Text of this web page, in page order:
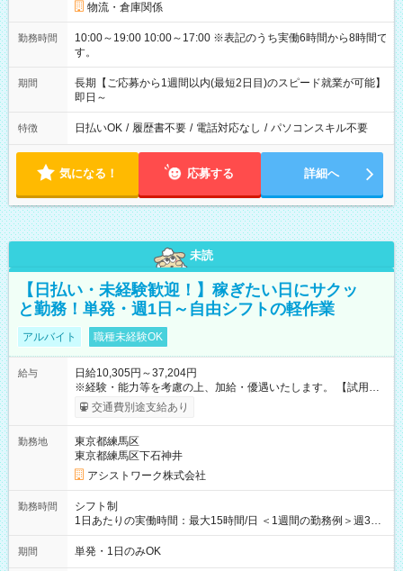
物流・倉庫関係
勤務時間
10:00～19:00 10:00～17:00 ※表記のうち実働6時間から8時間で
す。
期間
長期【ご応募から1週間以内(最短2日目)のスピード就業が可能】
即日～
特徴 日払いOK / 履歴書不要 / 電話対応なし / パソコンスキル不要
気になる！ 応募する 詳細へ
未読
【日払い・未経験歓迎！】稼ぎたい日にサクッ
と勤務！単発・週1日～自由シフトの軽作業
アルバイト 職種未経験OK
給与
日給10,305円～37,204円
※経験・能力等を考慮の上、加給・優遇いたします。 【試用期
間】試用期間なし
交通費別途支給あり
勤務地
東京都練馬区
東京都練馬区下石神井
アシストワーク株式会社
勤務時間
シフト制
1日あたりの実働時間：最大15時間/日 ＜1週間の勤務例＞週3回
勤務 勤務：月・水・金 休み：火・木・土・日 好きな時にお仕事
可能です！ ※1日あたりの最大実働時間は日勤、夜勤共に勤務し
期間 単発・1日のみOK